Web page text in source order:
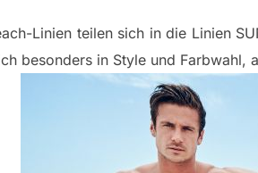
Linien teilen sich in die Linien
besonders in Style und Farbwahl,